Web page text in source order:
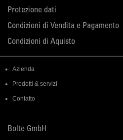
Protezione dati
Condizioni di Vendita e Pagamento
Condizioni di Aquisto
Azienda
Prodotti & servizi
Contatto
Bolte GmbH